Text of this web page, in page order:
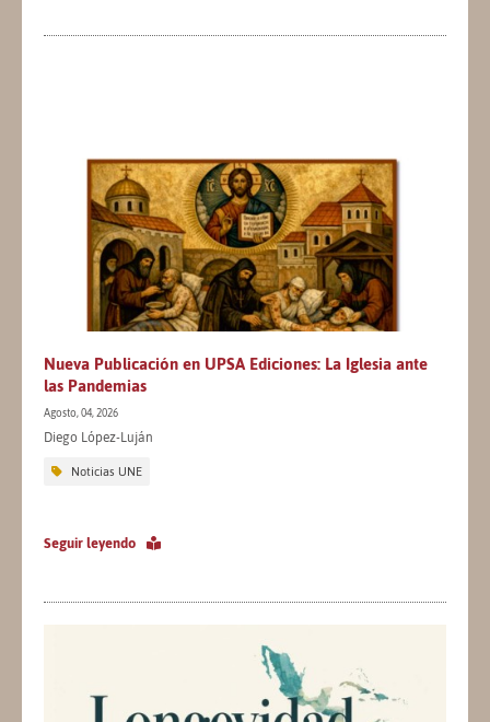
Nueva Publicación en UPSA Ediciones: La Iglesia ante
las Pandemias
Agosto, 04, 2026
Diego López-Luján
Noticias UNE
Seguir leyendo